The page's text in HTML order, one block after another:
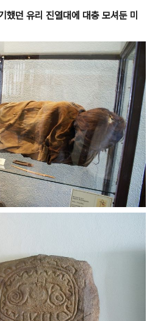
했던 유리 진열대에 대충 모셔둔 미